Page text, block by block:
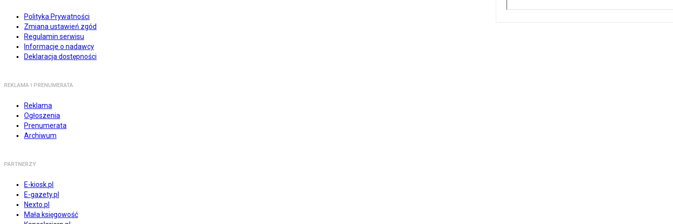
Polityka Prywatności
Zmiana ustawień zgód
Regulamin serwisu
Informacje o nadawcy
Deklaracja dostępności
REKLAMA I PRENUMERATA
Reklama
Ogłoszenia
Prenumerata
Archiwum
PARTNERZY
E-kiosk.pl
E-gazety.pl
Nexto.pl
Mała księgowość